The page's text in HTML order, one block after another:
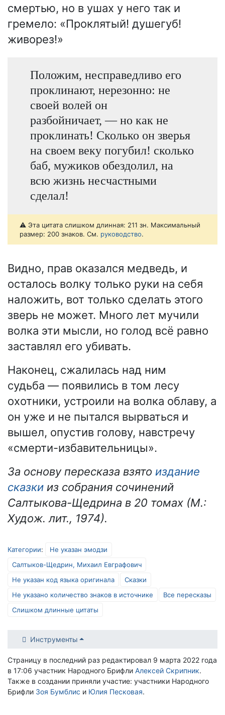
смертью, но в ушах у него так и
гремело: «Проклятый! душегуб!
живорез!»
Положим, несправедливо его
проклинают, нерезонно: не
своей волей он
разбойничает, — но как не
проклинать! Сколько он зверья
на своем веку погубил! сколько
баб, мужиков обездолил, на
всю жизнь несчастными
сделал!
⚠️ Эта цитата слишком длинная: 211 зн. Максимальный
размер: 200 знаков. См. руководство.
Видно, прав оказался медведь, и
осталось волку только руки на себя
наложить, вот только сделать этого
зверь не может. Много лет мучили
волка эти мысли, но голод всё равно
заставлял его убивать.
Наконец, сжалилась над ним
судьба — появились в том лесу
охотники, устроили на волка облаву, а
он уже и не пытался вырваться и
вышел, опустив голову, навстречу
«смерти-избавительницы».
За основу пересказа взято ​издание
сказки из собрания сочинений
Салтыкова-Щедрина в 20 томах (М.:
Худож. лит., 1974).
Категории:
Не указан эмодзи
Салтыков-Щедрин, Михаил Евграфович
Не указан код языка оригинала
Сказки
Не указано количество знаков в источнике
Все пересказы
Слишком длинные цитаты
Инструменты
Страницу в последний раз редактировал 9 марта 2022 года
в 17:06 участник Народного Брифли Алексей Скрипник.
Также в создании приняли участие: участники Народного
Брифли Зоя Бумблис и Юлия Песковая.